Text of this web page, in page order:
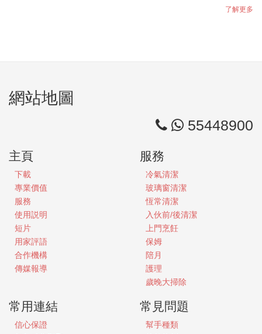
了解更多
網站地圖
55448900
主頁
下載
專業價值
服務
使用説明
短片
用家評語
合作機構
傳媒報導
服務
冷氣清潔
玻璃窗清潔
恆常清潔
入伙前/後清潔
上門烹飪
保姆
陪月
護理
歲晚大掃除
常用連結
信心保證
常見問題
幫手種類